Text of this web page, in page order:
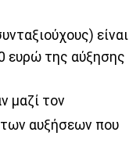
είναι
ευρώ της αύξησης
μαζί τον
αυξήσεων που